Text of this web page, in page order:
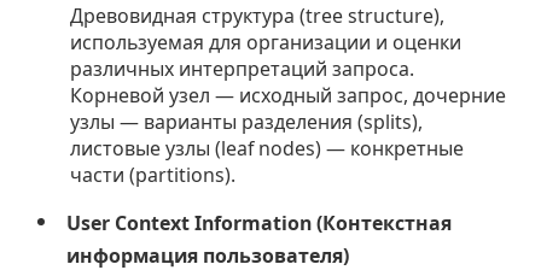
Древовидная структура (tree structure),
используемая для организации и оценки
различных интерпретаций запроса.
Корневой узел — исходный запрос, дочерние
узлы — варианты разделения (splits),
листовые узлы (leaf nodes) — конкретные
части (partitions).
User Context Information (Контекстная
информация пользователя)